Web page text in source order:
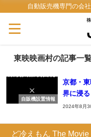
自動販売機専門の会
東映映画村の記事一
自販機設置情報
京都・
界に浸
2024年8月
ど冷えもん The